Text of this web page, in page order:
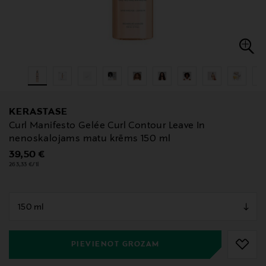
KERASTASE
Curl Manifesto Gelée Curl Contour Leave In
nenoskalojams matu krēms 150 ml
Original Price
39,50 €
263,33 €/1l
PIEVIENOT GROZAM